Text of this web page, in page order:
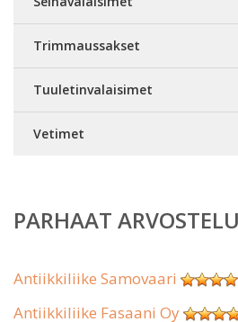
Trimmaussakset
Tuuletinvalaisimet
Vetimet
PARHAAT
Antiikkiliike Samovaari
Antiikkiliike Fasaani Oy